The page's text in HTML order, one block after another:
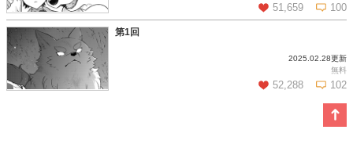
51,659 100
この話を読む コメントを見る
第1回
2025.02.28更新
無料
52,288 102